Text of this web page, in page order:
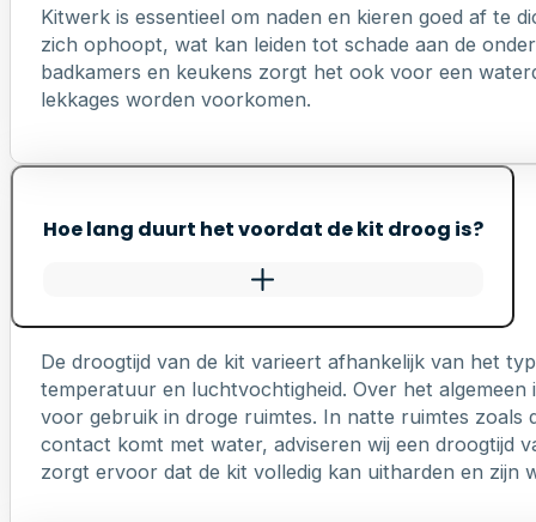
Kitwerk is essentieel om naden en kieren goed af te
zich ophoopt, wat kan leiden tot schade aan de
badkamers en keukens zorgt het ook voor een
lekkages worden voorkomen.
Hoe lang duurt het voordat de kit droog is?
De droogtijd van de kit varieert afhankelijk van het
temperatuur en luchtvochtigheid. Over het
voor gebruik in droge ruimtes. In natte ruimtes zoals
contact komt met water, adviseren wij een droogtijd
zorgt ervoor dat de kit volledig kan uitharden en zijn